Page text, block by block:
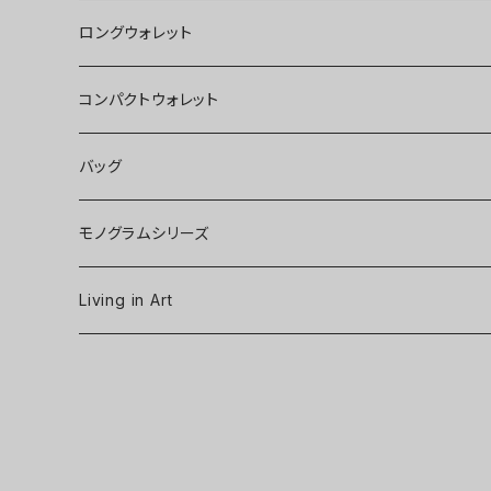
ロングウォレット
コンパクトウォレット
バッグ
モノグラムシリーズ
Living in Art